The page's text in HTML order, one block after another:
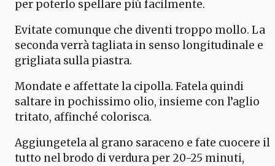
per poterlo spellare più facilmente.
Evitate comunque che diventi troppo mollo. La
seconda verrà tagliata in senso longitudinale e
grigliata sulla piastra.
Mondate e affettate la cipolla. Fatela quindi
saltare in pochissimo olio, insieme con l’aglio
tritato, affinché colorisca.
Aggiungetela al grano saraceno e fate cuocere il
tutto nel brodo di verdura per 20-25 minuti,